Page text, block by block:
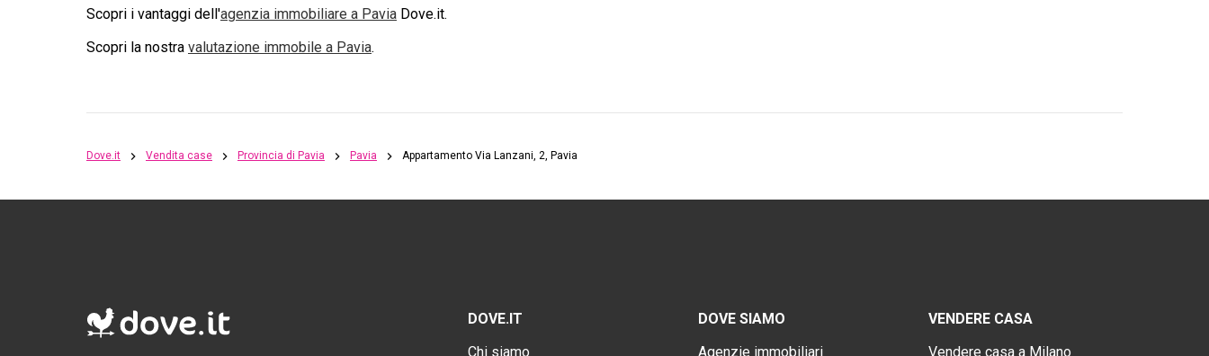
Scopri i vantaggi dell'agenzia immobiliare a Pavia Dove.it.
Scopri la nostra valutazione immobile a Pavia.
Dove.it Vendita case Provincia di Pavia Pavia Appartamento Via Lanzani, 2, Pavia
DOVE.IT
Chi siamo
DOVE SIAMO
Agenzie immobiliari
VENDERE CASA
Vendere casa a Milano